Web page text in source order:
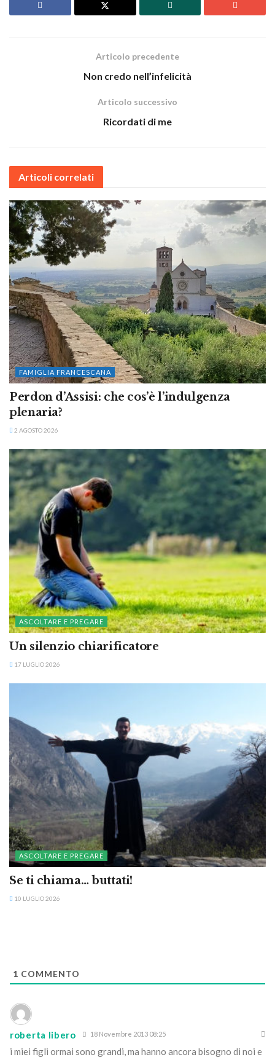
Articolo precedente
Non credo nell’infelicità
Articolo successivo
Ricordati di me
Articoli correlati
FAMIGLIA FRANCESCANA
Perdon d’Assisi: che cos’è l’indulgenza
plenaria?
2 AGOSTO 2026
ASCOLTARE E PREGARE
Un silenzio chiarificatore
17 LUGLIO 2026
ASCOLTARE E PREGARE
Se ti chiama… buttati!
10 LUGLIO 2026
1 COMMENTO
roberta libero 18 Novembre 2013 08:25
i miei figli ormai sono grandi, ma hanno ancora bisogno di noi e